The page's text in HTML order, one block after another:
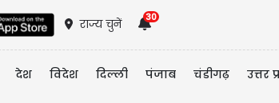
राज्य चुनें
30
देश विदेश दिल्ली पंजाब चंडीगढ़ उत्तर